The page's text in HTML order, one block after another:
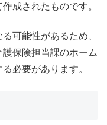
成されたものです。
可能性があるため、
保険担当課のホーム
必要があります。